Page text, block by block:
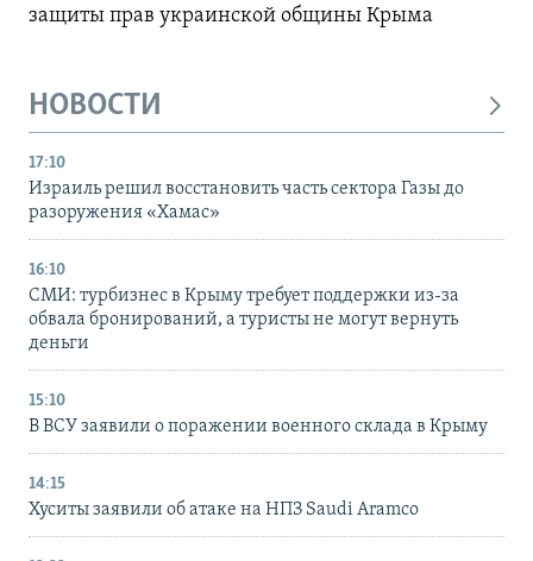
защиты прав украинской общины Крыма
НОВОСТИ
17:10
Израиль решил восстановить часть сектора Газы до
разоружения «Хамас»
16:10
СМИ: турбизнес в Крыму требует поддержки из-за
обвала бронирований, а туристы не могут вернуть
деньги
15:10
В ВСУ заявили о поражении военного склада в Крыму
14:15
Хуситы заявили об атаке на НПЗ Saudi Aramco